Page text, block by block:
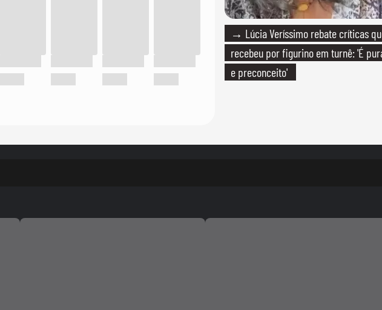
→ Lúcia Veríssimo rebate críticas
recebeu por figurino em turnê: 'É
e preconceito'